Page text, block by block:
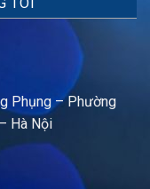
Phụng – Phường
Hà Nội